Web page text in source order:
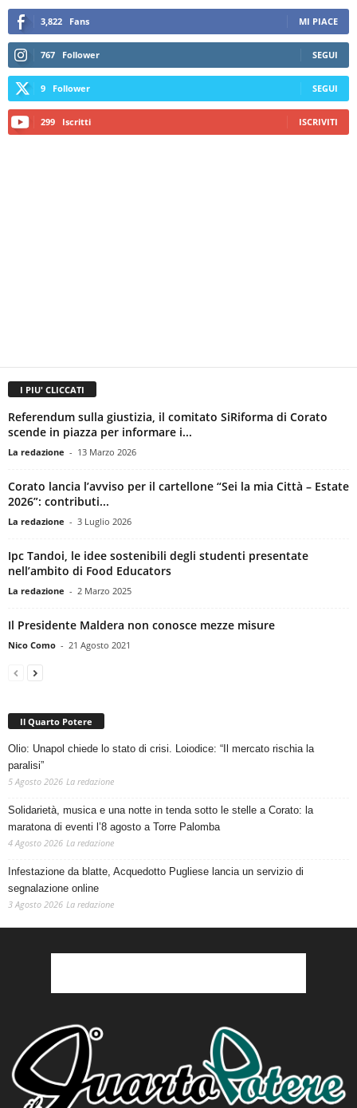
3,822 Fans MI PIACE
767 Follower SEGUI
9 Follower SEGUI
299 Iscritti ISCRIVITI
I PIU' CLICCATI
Referendum sulla giustizia, il comitato SiRiforma di Corato
scende in piazza per informare i...
La redazione - 13 Marzo 2026
Corato lancia l’avviso per il cartellone “Sei la mia Città – Estate
2026”: contributi...
La redazione - 3 Luglio 2026
Ipc Tandoi, le idee sostenibili degli studenti presentate
nell’ambito di Food Educators
La redazione - 2 Marzo 2025
Il Presidente Maldera non conosce mezze misure
Nico Como - 21 Agosto 2021
Il Quarto Potere
Olio: Unapol chiede lo stato di crisi. Loiodice: “Il mercato rischia la
paralisi”
5 Agosto 2026 La redazione
Solidarietà, musica e una notte in tenda sotto le stelle a Corato: la
maratona di eventi l’8 agosto a Torre Palomba
4 Agosto 2026 La redazione
Infestazione da blatte, Acquedotto Pugliese lancia un servizio di
segnalazione online
3 Agosto 2026 La redazione